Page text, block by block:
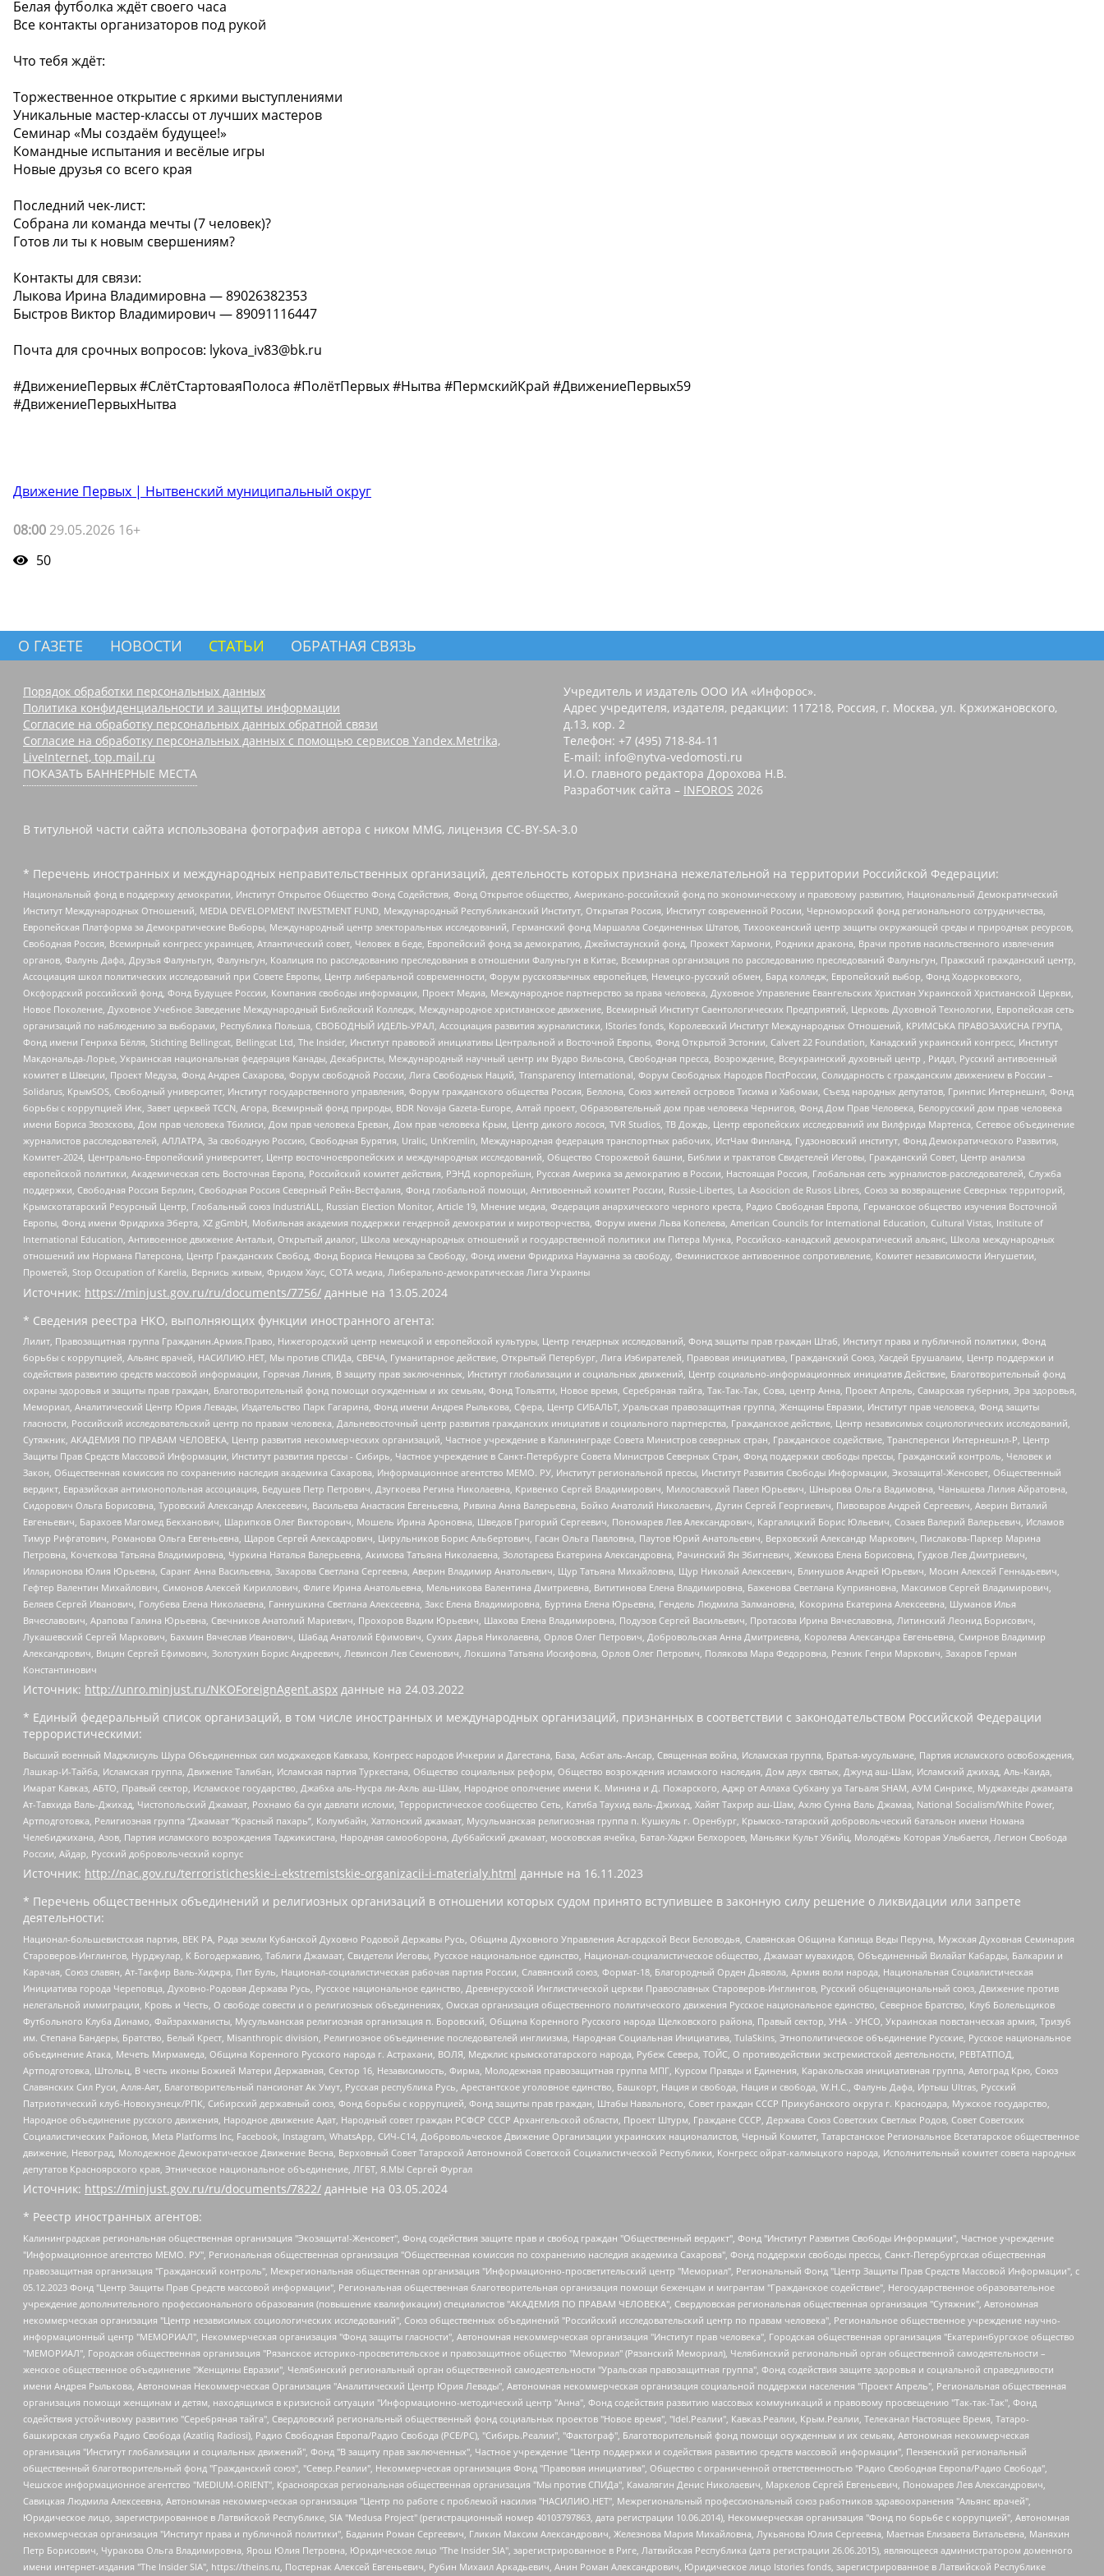
Белая футболка ждёт своего часа
Все контакты организаторов под рукой
Что тебя ждёт:
Торжественное открытие с яркими выступлениями
Уникальные мастер-классы от лучших мастеров
Семинар «Мы создаём будущее!»
Командные испытания и весёлые игры
Новые друзья со всего края
Последний чек-лист:
Собрана ли команда мечты (7 человек)?
Готов ли ты к новым свершениям?
Контакты для связи:
Лыкова Ирина Владимировна — 89026382353
Быстров Виктор Владимирович — 89091116447
Почта для срочных вопросов: lykova_iv83@bk.ru
#ДвижениеПервых #СлётСтартоваяПолоса #ПолётПервых #Нытва #ПермскийКрай #ДвижениеПервых59
#ДвижениеПервыхНытва
Движение Первых | Нытвенский муниципальный округ
08:00 29.05.2026 16+
50
О ГАЗЕТЕ НОВОСТИ СТАТЬИ ОБРАТНАЯ СВЯЗЬ
Порядок обработки персональных данных
Политика конфиденциальности и защиты информации
Согласие на обработку персональных данных обратной связи
Согласие на обработку персональных данных с помощью сервисов Yandex.Metrika,
LiveInternet, top.mail.ru
ПОКАЗАТЬ БАННЕРНЫЕ МЕСТА
Учредитель и издатель ООО ИА «Инфорос».
Адрес учредителя, издателя, редакции: 117218, Россия, г. Москва, ул. Кржижановского,
д.13, кор. 2
Телефон: +7 (495) 718-84-11
E-mail: info@nytva-vedomosti.ru
И.О. главного редактора Дорохова Н.В.
Разработчик сайта – INFOROS 2026
В титульной части сайта использована фотография автора с ником MMG, лицензия CC-BY-SA-3.0
* Перечень иностранных и международных неправительственных организаций, деятельность которых признана нежелательной на территории Российской Федерации:
Национальный фонд в поддержку демократии, Институт Открытое Общество Фонд Содействия, Фонд Открытое общество, Американо-российский фонд по экономическому и правовому развитию, Национальный Демократический
Институт Международных Отношений, MEDIA DEVELOPMENT INVESTMENT FUND, Международный Республиканский Институт, Открытая Россия, Институт современной России, Черноморский фонд регионального сотрудничества,
Европейская Платформа за Демократические Выборы, Международный центр электоральных исследований, Германский фонд Маршалла Соединенных Штатов, Тихоокеанский центр защиты окружающей среды и природных ресурсов,
Свободная Россия, Всемирный конгресс украинцев, Атлантический совет, Человек в беде, Европейский фонд за демократию, Джеймстаунский фонд, Прожект Хармони, Родники дракона, Врачи против насильственного извлечения
органов, Фалунь Дафа, Друзья Фалуньгун, Фалуньгун, Коалиция по расследованию преследования в отношении Фалуньгун в Китае, Всемирная организация по расследованию преследований Фалуньгун, Пражский гражданский центр,
Ассоциация школ политических исследований при Совете Европы, Центр либеральной современности, Форум русскоязычных европейцев, Немецко-русский обмен, Бард колледж, Европейский выбор, Фонд Ходорковского,
Оксфордский российский фонд, Фонд Будущее России, Компания свободы информации, Проект Медиа, Международное партнерство за права человека, Духовное Управление Евангельских Христиан Украинской Христианской Церкви,
Новое Поколение, Духовное Учебное Заведение Международный Библейский Колледж, Международное христианское движение, Всемирный Институт Саентологических Предприятий, Церковь Духовной Технологии, Европейская сеть
организаций по наблюдению за выборами, Республика Польша, СВОБОДНЫЙ ИДЕЛЬ-УРАЛ, Ассоциация развития журналистики, IStories fonds, Королевский Институт Международных Отношений, КРИМСЬКА ПРАВОЗАХИСНА ГРУПА,
Фонд имени Генриха Бёлля, Stichting Bellingcat, Bellingcat Ltd, The Insider, Институт правовой инициативы Центральной и Восточной Европы, Фонд Открытой Эстонии, Calvert 22 Foundation, Канадский украинский конгресс, Институт
Макдональда-Лорье, Украинская национальная федерация Канады, Декабристы, Международный научный центр им Вудро Вильсона, Свободная пресса, Возрождение, Всеукраинский духовный центр , Риддл, Русский антивоенный
комитет в Швеции, Проект Медуза, Фонд Андрея Сахарова, Форум свободной России, Лига Свободных Наций, Transparеncy International, Форум Свободных Народов ПостРоссии, Солидарность с гражданским движением в России –
Solidarus, КрымSOS, Свободный университет, Институт государственного управления, Форум гражданского общества Россия, Беллона, Союз жителей островов Тисима и Хабомаи, Съезд народных депутатов, Гринпис Интернешнл, Фонд
борьбы с коррупцией Инк, Завет церквей TCCN, Агора, Всемирный фонд природы, BDR Novaja Gazeta-Europe, Алтай проект, Образовательный дом прав человека Чернигов, Фонд Дом Прав Человека, Белорусский дом прав человека
имени Бориса Звозскова, Дом прав человека Тбилиси, Дом прав человека Ереван, Дом прав человека Крым, Центр дикого лосося, TVR Studios, ТВ Дождь, Центр европейских исследований им Вилфрида Мартенса, Сетевое объединение
журналистов расследователей, АЛЛАТРА, За свободную Россию, Свободная Бурятия, Uralic, UnKremlin, Международная федерация транспортных рабочих, ИстЧам Финланд, Гудзоновский институт, Фонд Демократического Развития,
Комитет-2024, Центрально-Европейский университет, Центр восточноевропейских и международных исследований, Общество Сторожевой башни, Библии и трактатов Свидетелей Иеговы, Гражданский Совет, Центр анализа
европейской политики, Академическая сеть Восточная Европа, Российский комитет действия, РЭНД корпорейшн, Русская Америка за демократию в России, Настоящая Россия, Глобальная сеть журналистов-расследователей, Служба
поддержки, Свободная Россия Берлин, Свободная Россия Северный Рейн-Вестфалия, Фонд глобальной помощи, Антивоенный комитет России, Russie-Libertes, La Asocicion de Rusos Libres, Союз за возвращение Северных территорий,
Крымскотатарский Ресурсный Центр, Глобальный союз IndustriALL, Russian Election Monitor, Article 19, Мнение медиа, Федерация анархического черного креста, Радио Свободная Европа, Германское общество изучения Восточной
Европы, Фонд имени Фридриха Эберта, XZ gGmbH, Мобильная академия поддержки гендерной демократии и миротворчества, Форум имени Льва Копелева, American Councils for International Education, Cultural Vistas, Institute of
International Education, Антивоенное движение Антальи, Открытый диалог, Школа международных отношений и государственной политики им Питера Мунка, Российско-канадский демократический альянс, Школа международных
отношений им Нормана Патерсона, Центр Гражданских Свобод, Фонд Бориса Немцова за Свободу, Фонд имени Фридриха Науманна за свободу, Феминистское антивоенное сопротивление, Комитет независимости Ингушетии,
Прометей, Stop Occupation of Karelia, Вернись живым, Фридом Хаус, СОТА медиа, Либерально-демократическая Лига Украины
Источник: https://minjust.gov.ru/ru/documents/7756/ данные на 13.05.2024
* Сведения реестра НКО, выполняющих функции иностранного агента:
Лилит, Правозащитная группа Гражданин.Армия.Право, Нижегородский центр немецкой и европейской культуры, Центр гендерных исследований, Фонд защиты прав граждан Штаб, Институт права и публичной политики, Фонд
борьбы с коррупцией, Альянс врачей, НАСИЛИЮ.НЕТ, Мы против СПИДа, СВЕЧА, Гуманитарное действие, Открытый Петербург, Лига Избирателей, Правовая инициатива, Гражданский Союз, Хасдей Ерушалаим, Центр поддержки и
содействия развитию средств массовой информации, Горячая Линия, В защиту прав заключенных, Институт глобализации и социальных движений, Центр социально-информационных инициатив Действие, Благотворительный фонд
охраны здоровья и защиты прав граждан, Благотворительный фонд помощи осужденным и их семьям, Фонд Тольятти, Новое время, Серебряная тайга, Так-Так-Так, Сова, центр Анна, Проект Апрель, Самарская губерния, Эра здоровья,
Мемориал, Аналитический Центр Юрия Левады, Издательство Парк Гагарина, Фонд имени Андрея Рылькова, Сфера, Центр СИБАЛЬТ, Уральская правозащитная группа, Женщины Евразии, Институт прав человека, Фонд защиты
гласности, Российский исследовательский центр по правам человека, Дальневосточный центр развития гражданских инициатив и социального партнерства, Гражданское действие, Центр независимых социологических исследований,
Сутяжник, АКАДЕМИЯ ПО ПРАВАМ ЧЕЛОВЕКА, Центр развития некоммерческих организаций, Частное учреждение в Калининграде Совета Министров северных стран, Гражданское содействие, Трансперенси Интернешнл-Р, Центр
Защиты Прав Средств Массовой Информации, Институт развития прессы - Сибирь, Частное учреждение в Санкт-Петербурге Совета Министров Северных Стран, Фонд поддержки свободы прессы, Гражданский контроль, Человек и
Закон, Общественная комиссия по сохранению наследия академика Сахарова, Информационное агентство МЕМО. РУ, Институт региональной прессы, Институт Развития Свободы Информации, Экозащита!-Женсовет, Общественный
вердикт, Евразийская антимонопольная ассоциация, Бедушев Петр Петрович, Дзугкоева Регина Николаевна, Кривенко Сергей Владимирович, Милославский Павел Юрьевич, Шнырова Ольга Вадимовна, Чанышева Лилия Айратовна,
Сидорович Ольга Борисовна, Туровский Александр Алексеевич, Васильева Анастасия Евгеньевна, Ривина Анна Валерьевна, Бойко Анатолий Николаевич, Дугин Сергей Георгиевич, Пивоваров Андрей Сергеевич, Аверин Виталий
Евгеньевич, Барахоев Магомед Бекханович, Шарипков Олег Викторович, Мошель Ирина Ароновна, Шведов Григорий Сергеевич, Пономарев Лев Александрович, Каргалицкий Борис Юльевич, Созаев Валерий Валерьевич, Исламов
Тимур Рифгатович, Романова Ольга Евгеньевна, Щаров Сергей Алексадрович, Цирульников Борис Альбертович, Гасан Ольга Павловна, Паутов Юрий Анатольевич, Верховский Александр Маркович, Пислакова-Паркер Марина
Петровна, Кочеткова Татьяна Владимировна, Чуркина Наталья Валерьевна, Акимова Татьяна Николаевна, Золотарева Екатерина Александровна, Рачинский Ян Збигневич, Жемкова Елена Борисовна, Гудков Лев Дмитриевич,
Илларионова Юлия Юрьевна, Саранг Анна Васильевна, Захарова Светлана Сергеевна, Аверин Владимир Анатольевич, Щур Татьяна Михайловна, Щур Николай Алексеевич, Блинушов Андрей Юрьевич, Мосин Алексей Геннадьевич,
Гефтер Валентин Михайлович, Симонов Алексей Кириллович, Флиге Ирина Анатольевна, Мельникова Валентина Дмитриевна, Вититинова Елена Владимировна, Баженова Светлана Куприяновна, Максимов Сергей Владимирович,
Беляев Сергей Иванович, Голубева Елена Николаевна, Ганнушкина Светлана Алексеевна, Закс Елена Владимировна, Буртина Елена Юрьевна, Гендель Людмила Залмановна, Кокорина Екатерина Алексеевна, Шуманов Илья
Вячеславович, Арапова Галина Юрьевна, Свечников Анатолий Мариевич, Прохоров Вадим Юрьевич, Шахова Елена Владимировна, Подузов Сергей Васильевич, Протасова Ирина Вячеславовна, Литинский Леонид Борисович,
Лукашевский Сергей Маркович, Бахмин Вячеслав Иванович, Шабад Анатолий Ефимович, Сухих Дарья Николаевна, Орлов Олег Петрович, Добровольская Анна Дмитриевна, Королева Александра Евгеньевна, Смирнов Владимир
Александрович, Вицин Сергей Ефимович, Золотухин Борис Андреевич, Левинсон Лев Семенович, Локшина Татьяна Иосифовна, Орлов Олег Петрович, Полякова Мара Федоровна, Резник Генри Маркович, Захаров Герман
Константинович
Источник: http://unro.minjust.ru/NKOForeignAgent.aspx данные на 24.03.2022
* Единый федеральный список организаций, в том числе иностранных и международных организаций, признанных в соответствии с законодательством Российской Федерации
террористическими:
Высший военный Маджлисуль Шура Объединенных сил моджахедов Кавказа, Конгресс народов Ичкерии и Дагестана, База, Асбат аль-Ансар, Священная война, Исламская группа, Братья-мусульмане, Партия исламского освобождения,
Лашкар-И-Тайба, Исламская группа, Движение Талибан, Исламская партия Туркестана, Общество социальных реформ, Общество возрождения исламского наследия, Дом двух святых, Джунд аш-Шам, Исламский джихад, Аль-Каида,
Имарат Кавказ, АБТО, Правый сектор, Исламское государство, Джабха аль-Нусра ли-Ахль аш-Шам, Народное ополчение имени К. Минина и Д. Пожарского, Аджр от Аллаха Субхану уа Тагьаля SHAM, АУМ Синрике, Муджахеды джамаата
Ат-Тавхида Валь-Джихад, Чистопольский Джамаат, Рохнамо ба суи давлати исломи, Террористическое сообщество Сеть, Катиба Таухид валь-Джихад, Хайят Тахрир аш-Шам, Ахлю Сунна Валь Джамаа, National Socialism/White Power,
Артподготовка, Религиозная группа “Джамаат “Красный пахарь”, Колумбайн, Хатлонский джамаат, Мусульманская религиозная группа п. Кушкуль г. Оренбург, Крымско-татарский добровольческий батальон имени Номана
Челебиджихана, Азов, Партия исламского возрождения Таджикистана, Народная самооборона, Дуббайский джамаат, московская ячейка, Батал-Хаджи Белхороев, Маньяки Культ Убийц, Молодёжь Которая Улыбается, Легион Свобода
России, Айдар, Русский добровольческий корпус
Источник: http://nac.gov.ru/terroristicheskie-i-ekstremistskie-organizacii-i-materialy.html данные на 16.11.2023
* Перечень общественных объединений и религиозных организаций в отношении которых судом принято вступившее в законную силу решение о ликвидации или запрете
деятельности:
Национал-большевистская партия, ВЕК РА, Рада земли Кубанской Духовно Родовой Державы Русь, Община Духовного Управления Асгардской Веси Беловодья, Славянская Община Капища Веды Перуна, Мужская Духовная Семинария
Староверов-Инглингов, Нурджулар, К Богодержавию, Таблиги Джамаат, Свидетели Иеговы, Русское национальное единство, Национал-социалистическое общество, Джамаат мувахидов, Объединенный Вилайат Кабарды, Балкарии и
Карачая, Союз славян, Ат-Такфир Валь-Хиджра, Пит Буль, Национал-социалистическая рабочая партия России, Славянский союз, Формат-18, Благородный Орден Дьявола, Армия воли народа, Национальная Социалистическая
Инициатива города Череповца, Духовно-Родовая Держава Русь, Русское национальное единство, Древнерусской Инглистической церкви Православных Староверов-Инглингов, Русский общенациональный союз, Движение против
нелегальной иммиграции, Кровь и Честь, О свободе совести и о религиозных объединениях, Омская организация общественного политического движения Русское национальное единство, Северное Братство, Клуб Болельщиков
Футбольного Клуба Динамо, Файзрахманисты, Мусульманская религиозная организация п. Боровский, Община Коренного Русского народа Щелковского района, Правый сектор, УНА - УНСО, Украинская повстанческая армия, Тризуб
им. Степана Бандеры, Братство, Белый Крест, Misanthropic division, Религиозное объединение последователей инглиизма, Народная Социальная Инициатива, TulaSkins, Этнополитическое объединение Русские, Русское национальное
объединение Атака, Мечеть Мирмамеда, Община Коренного Русского народа г. Астрахани, ВОЛЯ, Меджлис крымскотатарского народа, Рубеж Севера, ТОЙС, О противодействии экстремистской деятельности, РЕВТАТПОД,
Артподготовка, Штольц, В честь иконы Божией Матери Державная, Сектор 16, Независимость, Фирма, Молодежная правозащитная группа МПГ, Курсом Правды и Единения, Каракольская инициативная группа, Автоград Крю, Союз
Славянских Сил Руси, Алля-Аят, Благотворительный пансионат Ак Умут, Русская республика Русь, Арестантское уголовное единство, Башкорт, Нация и свобода, Нация и свобода, W.H.С., Фалунь Дафа, Иртыш Ultras, Русский
Патриотический клуб-Новокузнецк/РПК, Сибирский державный союз, Фонд борьбы с коррупцией, Фонд защиты прав граждан, Штабы Навального, Совет граждан СССР Прикубанского округа г. Краснодара, Мужское государство,
Народное объединение русского движения, Народное движение Адат, Народный совет граждан РСФСР СССР Архангельской области, Проект Штурм, Граждане СССР, Держава Союз Советских Светлых Родов, Совет Советских
Социалистических Районов, Meta Platforms Inc, Facebook, Instagram, WhatsApp, СИЧ-С14, Добровольческое Движение Организации украинских националистов, Черный Комитет, Татарстанское Региональное Всетатарское общественное
движение, Невоград, Молодежное Демократическое Движение Весна, Верховный Совет Татарской Автономной Советской Социалистической Республики, Конгресс ойрат-калмыцкого народа, Исполнительный комитет совета народных
депутатов Красноярского края, Этническое национальное объединение, ЛГБТ, Я.МЫ Сергей Фургал
Источник: https://minjust.gov.ru/ru/documents/7822/ данные на 03.05.2024
* Реестр иностранных агентов:
Калининградская региональная общественная организация "Экозащита!-Женсовет", Фонд содействия защите прав и свобод граждан "Общественный вердикт", Фонд "Институт Развития Свободы Информации", Частное учреждение "Информационное агентство МЕМО. РУ", Региональная общественная организация "Общественная комиссия по сохранению наследия академика Сахарова", Фонд поддержки свободы прессы, Санкт-Петербургская общественная правозащитная организация "Гражданский контроль", Межрегиональная общественная организация "Информационно-просветительский центр "Мемориал", Региональный Фонд "Центр Защиты Прав Средств Массовой Информации", с 05.12.2023 Фонд "Центр Защиты Прав Средств массовой информации", Региональная общественная благотворительная организация помощи беженцам и мигрантам "Гражданское содействие", Негосударственное образовательное учреждение дополнительного профессионального образования (повышение квалификации) специалистов "АКАДЕМИЯ ПО ПРАВАМ ЧЕЛОВЕКА", Свердловская региональная общественная организация "Сутяжник", Автономная некоммерческая организация "Центр независимых социологических исследований", Союз общественных объединений "Российский исследовательский центр по правам человека", Региональное общественное учреждение научно-информационный центр "МЕМОРИАЛ", Некоммерческая организация "Фонд защиты гласности", Автономная некоммерческая организация "Институт прав человека", Городская общественная организация "Екатеринбургское общество "МЕМОРИАЛ", Городская общественная организация "Рязанское историко-просветительское и правозащитное общество "Мемориал" (Рязанский Мемориал), Челябинский региональный орган общественной самодеятельности – женское общественное объединение "Женщины Евразии", Челябинский региональный орган общественной самодеятельности "Уральская правозащитная группа", Фонд содействия защите здоровья и социальной справедливости имени Андрея Рылькова, Автономная Некоммерческая Организация "Аналитический Центр Юрия Левады", Автономная некоммерческая организация социальной поддержки населения "Проект Апрель", Региональная общественная организация помощи женщинам и детям, находящимся в кризисной ситуации "Информационно-методический центр "Анна", Фонд содействия развитию массовых коммуникаций и правовому просвещению "Так-так-Так", Фонд содействия устойчивому развитию "Серебряная тайга", Свердловский региональный общественный фонд социальных проектов "Новое время", "Idel.Реалии", Кавказ.Реалии, Крым.Реалии, Телеканал Настоящее Время, Татаро-башкирская служба Радио Свобода (Azatliq Radiosi), Радио Свободная Европа/Радио Свобода (PCE/PC), "Сибирь.Реалии", "Фактограф", Благотворительный фонд помощи осужденным и их семьям, Автономная некоммерческая организация "Институт глобализации и социальных движений", Фонд "В защиту прав заключенных", Частное учреждение "Центр поддержки и содействия развитию средств массовой информации", Пензенский региональный общественный благотворительный фонд "Гражданский союз", "Север.Реалии", Некоммерческая организация Фонд "Правовая инициатива", Общество с ограниченной ответственностью "Радио Свободная Европа/Радио Свобода", Чешское информационное агентство "MEDIUM-ORIENT", Красноярская региональная общественная организация "Мы против СПИДа", Камалягин Денис Николаевич, Маркелов Сергей Евгеньевич, Пономарев Лев Александрович, Савицкая Людмила Алексеевна, Автономная некоммерческая организация "Центр по работе с проблемой насилия "НАСИЛИЮ.НЕТ", Межрегиональный профессиональный союз работников здравоохранения "Альянс врачей", Юридическое лицо, зарегистрированное в Латвийской Республике, SIA "Medusa Project" (регистрационный номер 40103797863, дата регистрации 10.06.2014), Некоммерческая организация "Фонд по борьбе с коррупцией", Автономная некоммерческая организация "Институт права и публичной политики", Баданин Роман Сергеевич, Гликин Максим Александрович, Железнова Мария Михайловна, Лукьянова Юлия Сергеевна, Маетная Елизавета Витальевна, Маняхин Петр Борисович, Чуракова Ольга Владимировна, Ярош Юлия Петровна, Юридическое лицо "The Insider SIA", зарегистрированное в Риге, Латвийская Республика (дата регистрации 26.06.2015), являющееся администратором доменного имени интернет-издания "The Insider SIA", https://theins.ru, Постернак Алексей Евгеньевич, Рубин Михаил Аркадьевич, Анин Роман Александрович, Юридическое лицо Istories fonds, зарегистрированное в Латвийской Республике (регистрационный номер 50008295751, дата регистрации 24.02.2020), Великовский Дмитрий Александрович, Долинина Ирина Николаевна, Мароховская Алеся Алексеевна, Шлейнов Роман Юрьевич, Шмагун Олеся Валентиновна, Общество с ограниченной ответственностью "Альтаир 2021", Общество с ограниченной ответственностью "Вега 2021", Общество с ограниченной ответственностью "Главный редактор 2021", Общество с ограниченной ответственностью "Ромашки монолит", Важенков Артем Валерьевич, Ивановская областная общественная организация "Центр гендерных исследований", Гурман Юрий Альбертович, Медиапроект "ОВД-Инфо", Егоров Владимир Владимирович, Жилинский Владимир Александрович, Общество с ограниченной ответственностью "ЗП", Иванова София Юрьевна, Карезина Инна Павловна, Кильтау Екатерина Викторовна, Петров Алексей Викторович, Пискунов Сергей Евгеньевич, Смирнов Сергей Сергеевич, Тихонов Михаил Сергеевич, Общество с ограниченной ответственностью "ЖУРНАЛИСТ-ИНОСТРАННЫЙ АГЕНТ", Арапова Галина Юрьевна, Вольтская Татьяна Анатольевна, Американская компания "Mason G.E.S. Anonymous Foundation" (США), являющаяся владельцем интернет-издания https://mnews.world/, Компания "Stichting Bellingcat", зарегистрированная в Нидерландах (дата регистрации 11.07.2018), Захаров Андрей Вячеславович, Клепиковская Екатерина Дмитриевна, Общество с ограниченной ответственностью "МЕМО", Перл Роман Александрович, Симонов Евгений Алексеевич, Соловьева Елена Анатольевна, Сотников Даниил Владимирович, Сурначева Елизавета Дмитриевна, Автономная некоммерческая организация по защите прав человека и информированию населения "Якутия – Наше Мнение", Общество с ограниченной ответственностью "Москоу диджитал медиа", с 26.01.2023 Общество с ограниченной ответственностью "Чайка Белые сады", Ветошкина Валерия Валерьевна, Заговора Максим Александрович, Межрегиональное общественное движение "Российская ЛГБТ - сеть", Оленичев Максим Владимирович, Павлов Иван Юрьевич, Скворцова Елена Сергеевна, Общество с ограниченной ответственностью "Как бы инагент", Кочетков Игорь Викторович, Общество с ограниченной ответственностью "Честные выборы", Еланчик Олег Александрович, Общество с ограниченной ответственностью "Нобелевский призыв", Гималова Регина Эмилевна, Григорьев Андрей Валерьевич, Григорьева Алина Александровна, Ассоциация по содействию защите прав призывников, альтернативнослужащих и военнослужащих "Правозащитная группа "Гражданин.Армия.Право", Хисамова Регина Фаритовна, Автономная некоммерческая организация по реализации социально-правовых программ "Лилит", Дальневосточное общественное движение "Маяк", Санкт-Петербургская ЛГБТ-инициативная группа "Выход", Инициативная группа ЛГБТ+ "Реверс", Алексеев Андрей Викторович, Бекбулатова Таисия Львовна, Беляев Иван Михайлович, Владыкина Елена Сергеевна, Гельман Марат Александрович, Никульшина Вероника Юрьевна, Толоконникова Надежда Андреевна, Шендерович Виктор Анатольевич, Общество с ограниченной ответственностью "Данное сообщение", Общество с ограниченной ответственностью Издательский дом "Новая глава", Айнбиндер Александра Александровна, Московский комьюнити-центр для ЛГБТ+инициатив, Благотворительный фонд развития филантропии, Deutsche Welle (Германия, Kurt-Schumacher-Strasse 3, 53113 Bonn), Борзунова Мария Михайловна, Воробьев Виктор Викторович, Голубева Анна Львовна, Константинова Алла Михайловна, Малкова Ирина Владимировна, Мурадов Мурад Абдулгалимович, Осетинская Елизавета Николаевна, Понасенков Евгений Николаевич, Ганапольский Матвей Юрьевич, Киселев Евгений Алексеевич, Борухович Ирина Григорьевна, Дремин Иван Тимофеевич, Дубровский Дмитрий Викторович, Красноярская региональная общественная организация поддержки и развития альтернативных образовательных технологий и межкультурных коммуникаций "ИНТЕРРА", Маяковская Екатерина Алексеевна, Фейгин Марк Захарович, Филимонов Андрей Викторович, Дзугкоева Регина Николаевна, Доброхотов Роман Александрович, Дудь Юрий Александрович, Елкин Сергей Владимирович, Кругликов Кирилл Игоревич, Сабунаева Мария Леонидовна, Семенов Алексей Владимирович, Шаинян Карен Багратович, Шульман Екатерина Михайловна, Асафьев Артур Валерьевич, Вахштайн Виктор Семенович, Венедиктов Алексей Алексеевич, Лушникова Екатерина Евгеньевна, Волков Леонид Михайлович, Невзоров Александр Глебович, Пархоменко Сергей Борисович, Сироткин Ярослав Николаевич, Кара-Мурза Владимир Владимирович, Баранова Наталья Владимировна, Гозман Леонид Яковлевич, Кагарлицкий Борис Юльевич, Климарев Михаил Валерьевич, Милов Владимир Станиславович, Автономная некоммерческая организация Краснодарский центр современного искусства "Типография", Моргенштерн Алишер Тагирович, Соболь Любовь Эдуардовна, Общество с ограниченной ответственностью "ЛИЗА НОРМ", Каспаров Гарри Кимович, Ходорковский Михаил Борисович, Общество с ограниченной ответственностью "Апрельские тезисы", Данилович Ирина Брониславовна, Кашин Олег Владимирович, Петров Николай Владимирович, Пивоваров Алексей Владимирович, Соколов Михаил Владимирович, Цветкова Юлия Владимировна, Чичваркин Евгений Александрович, Комитет против пыток/Команда против пыток, Общество с ограниченной ответственностью "Первый научный", Общество с ограниченной ответственностью "Вертолет и ко", Белоцерковская Вероника Борисовна, Кац Максим Евгеньевич, Лазарева Татьяна Юрьевна, Шаведдинов Руслан Табризович, Яшин Илья Валерьевич, Общество с ограниченной ответственностью "Иноагент ААВ", Алешковский Дмитрий Петрович, Альбац Евгения Марковна, Быков Дмитрий Львович, Галямина Юлия Евгеньевна, Лойко Сергей Леонидович, Мартынов Кирилл Константинович, Медведев Сергей Александрович, Крашенинников Федор Геннадиевич, Гордеева Катерина Вл